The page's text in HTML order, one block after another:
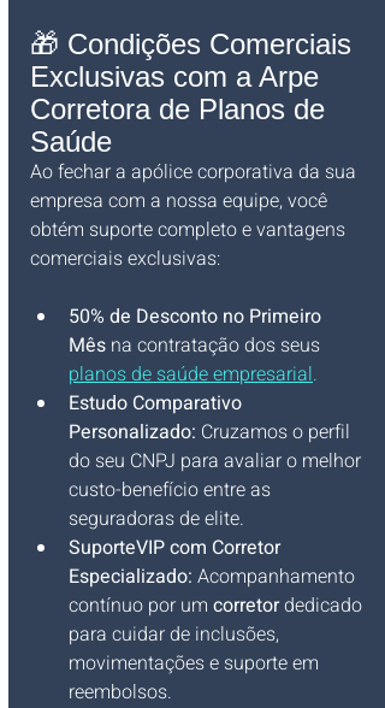
🎁 Condições Comerciais
Exclusivas com a Arpe
Corretora de Planos de
Saúde
Ao fechar a apólice corporativa da sua
empresa com a nossa equipe, você
obtém suporte completo e vantagens
comerciais exclusivas:
50% de Desconto no Primeiro
Mês na contratação dos seus
planos de saúde empresarial.
Estudo Comparativo
Personalizado: Cruzamos o perfil
do seu CNPJ para avaliar o melhor
custo-benefício entre as
seguradoras de elite.
SuporteVIP com Corretor
Especializado: Acompanhamento
contínuo por um corretor dedicado
para cuidar de inclusões,
movimentações e suporte em
reembolsos.